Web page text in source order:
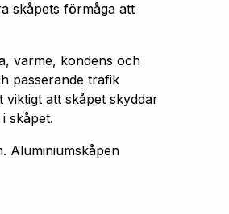
skåpets förmåga att
värme, kondens och
passerande trafik
att skåpet skyddar
skåpet.
Aluminiumskåpen